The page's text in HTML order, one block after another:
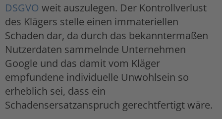
DSGVO weit auszulegen. Der Kontrollverlust
des Klägers stelle einen immateriellen
Schaden dar, da durch das bekanntermaßen
Nutzerdaten sammelnde Unternehmen
Google und das damit vom Kläger
empfundene individuelle Unwohlsein so
erheblich sei, dass ein
Schadensersatzanspruch gerechtfertigt wäre.